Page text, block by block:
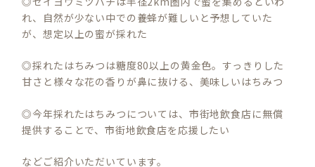
れ、自然が少ない中での養蜂が難しいと予想していた
が、想定以上の蜜が採れた
◎採れたはちみつは糖度80以上の黄金色。すっきりした
甘さと様々な花の香りが鼻に抜ける、美味しいはちみつ
◎今年採れたはちみつについては、市街地飲食店に無償
提供することで、市街地飲食店を応援したい
などご紹介いただいています。